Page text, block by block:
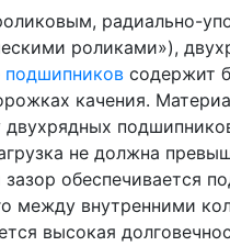
радиально-
роликами»),
подшипников содержит
качения.
двухрядных
не должна
обеспечивается
между внутренними
высокая